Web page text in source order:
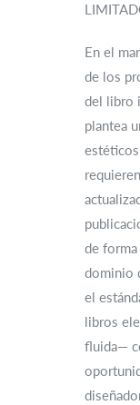
En el
de los
del libro
plantea
de
dominio
el
libros
fluida—